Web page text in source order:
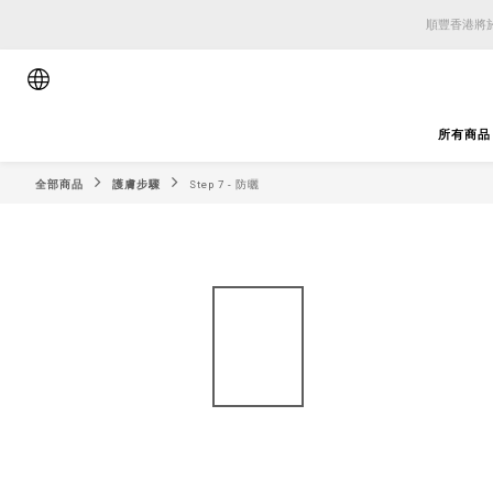
順豐香港將
順豐香港將
所有商品
全部商品 護膚步驟 Step 7 - 防曬